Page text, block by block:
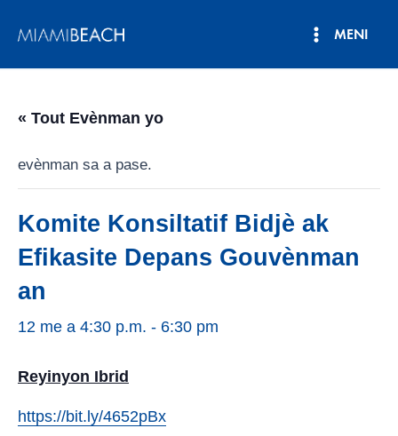
nan
MENI
« Tout Evènman yo
evènman sa a pase.
Komite Konsiltatif Bidjè ak
Efikasite Depans Gouvènman
an
12 me a 4:30 p.m. - 6:30 pm
Reyinyon Ibrid
https://bit.ly/4652pBx